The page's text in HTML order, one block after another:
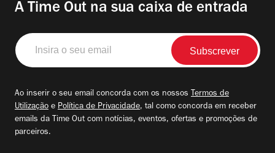
A Time Out na sua caixa de entrada
Insira
o
seu
Ao inserir o seu email concorda com os nossos Termos de
Utilização e Política de Privacidade, tal como concorda em receber
emails da Time Out com notícias, eventos, ofertas e promoções de
parceiros.